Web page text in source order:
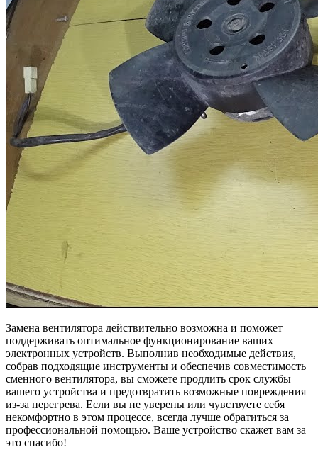
Замена вентилятора действительно возможна и поможет
поддерживать оптимальное функционирование ваших
электронных устройств. Выполнив необходимые действия,
собрав подходящие инструменты и обеспечив совместимость
сменного вентилятора, вы сможете продлить срок службы
вашего устройства и предотвратить возможные повреждения
из-за перегрева. Если вы не уверены или чувствуете себя
некомфортно в этом процессе, всегда лучше обратиться за
профессиональной помощью. Ваше устройство скажет вам за
это спасибо!